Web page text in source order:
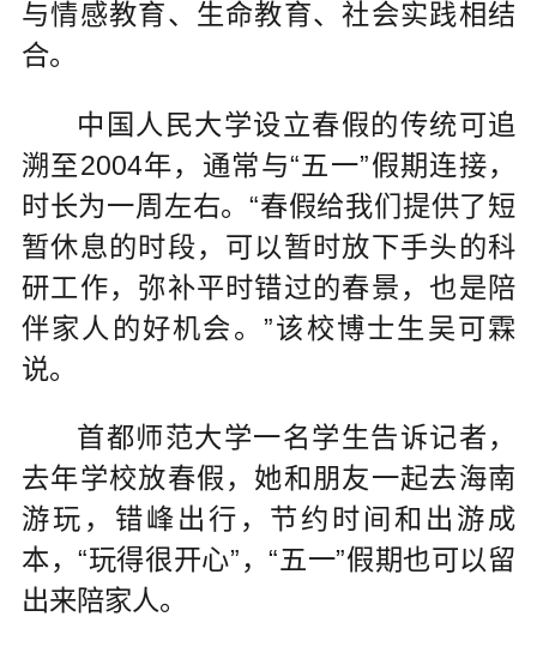
与情感教育、生命教育、社会实践相结
合。
中国人民大学设立春假的传统可追
溯至2004年，通常与“五一”假期连接，
时长为一周左右。“春假给我们提供了短
暂休息的时段，可以暂时放下手头的科
研工作，弥补平时错过的春景，也是陪
伴家人的好机会。”该校博士生吴可霖
说。
首都师范大学一名学生告诉记者，
去年学校放春假，她和朋友一起去海南
游玩，错峰出行，节约时间和出游成
本，“玩得很开心”，“五一”假期也可以留
出来陪家人。